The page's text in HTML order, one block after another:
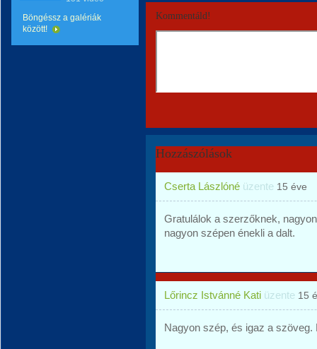
Böngéssz a galériák
között!
Kommentáld!
Hozzászólások
Cserta Lászlóné üzente 15 éve
Gratulálok a szerzőknek,
nagyon szépen énekli a dalt.
Lőrincz Istvánné Kati üzente 15
Nagyon szép, és igaz a szöveg.